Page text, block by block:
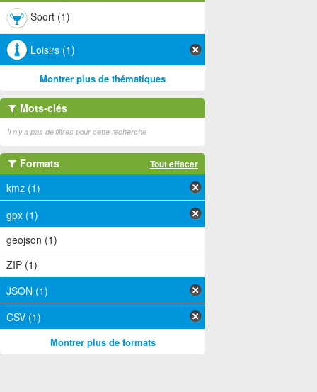
Sport (1)
Loisirs (1)
Montrer plus de thématiques
Mots-clés
Il n'y a pas de filtres pour cette recherche
Formats Tout effacer
kmz (1)
gpx (1)
geojson (1)
ZIP (1)
JSON (1)
CSV (1)
Montrer plus de formats